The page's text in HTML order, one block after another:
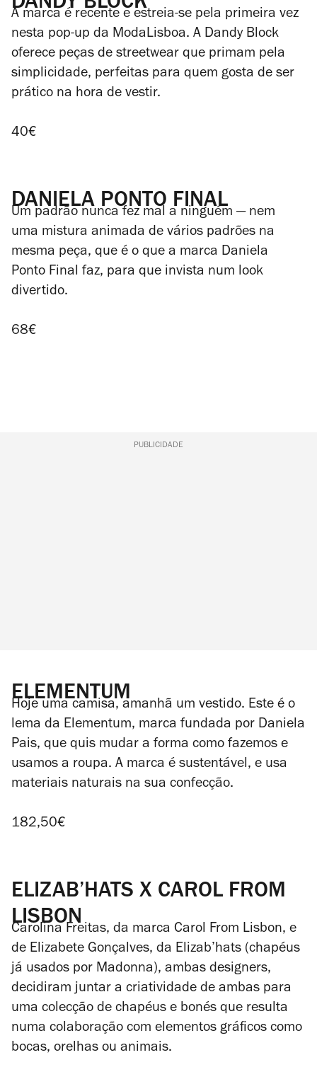
A marca é recente e estreia-se pela primeira vez
nesta pop-up da ModaLisboa. A Dandy Block
oferece peças de streetwear que primam pela
simplicidade, perfeitas para quem gosta de ser
prático na hora de vestir.
40€
DANIELA PONTO FINAL
Um padrão nunca fez mal a ninguém — nem
uma mistura animada de vários padrões na
mesma peça, que é o que a marca Daniela
Ponto Final faz, para que invista num look
divertido.
68€
PUBLICIDADE
ELEMENTUM
Hoje uma camisa, amanhã um vestido. Este é o
lema da Elementum, marca fundada por Daniela
Pais, que quis mudar a forma como fazemos e
usamos a roupa. A marca é sustentável, e usa
materiais naturais na sua confecção.
182,50€
ELIZAB’HATS X CAROL FROM
LISBON
Carolina Freitas, da marca Carol From Lisbon, e
de Elizabete Gonçalves, da Elizab’hats (chapéus
já usados por Madonna), ambas designers,
decidiram juntar a criatividade de ambas para
uma colecção de chapéus e bonés que resulta
numa colaboração com elementos gráficos como
bocas, orelhas ou animais.